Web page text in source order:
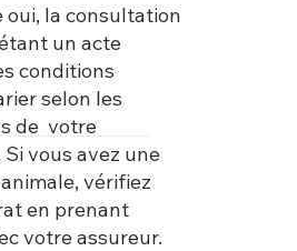
oui, la consultation
un acte
conditions
selon les
de votre
vous avez une
vérifiez
en prenant
votre assureur.